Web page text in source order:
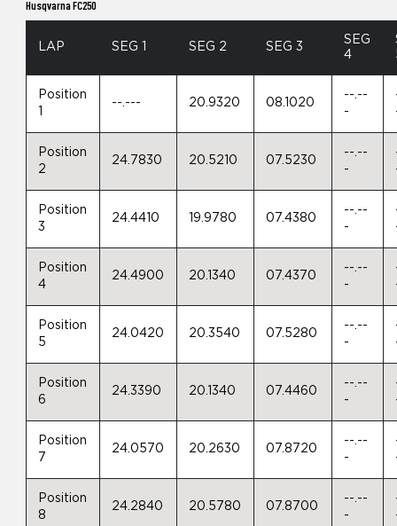
Husqvarna FC250
LAP SEG 1 SEG 2 SEG 3
SEG
4
Position
--.--- 20.9320 08.1020
--.--
-
Position
2
24.7830 20.5210 07.5230
--.--
-
Position
3
24.4410 19.9780 07.4380
--.--
-
Position
4
24.4900 20.1340 07.4370
--.--
-
Position
5
24.0420 20.3540 07.5280
--.--
-
Position
6
24.3390 20.1340 07.4460
--.--
-
Position
7
24.0570 20.2630 07.8720
--.--
-
Position
8
24.2840 20.5780 07.8700
--.--
-